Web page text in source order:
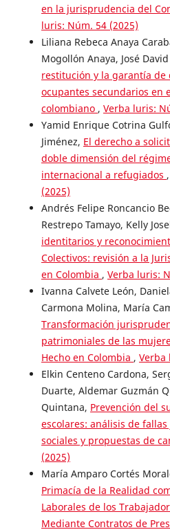
en la jurisprudencia del
luris: Núm. 54 (2025)
Liliana Rebeca Anaya
Mogollón Anaya, José
restitución y la garantía de
ocupantes secundarios en
colombiano , Verba luris:
Yamid Enrique Cotrina
Jiménez, El derecho a
doble dimensión del
internacional a refugiados ,
(2025)
Andrés Felipe Roncancio
Restrepo Tamayo, Kelly
identitarios y
Colectivos: revisión a la
en Colombia , Verba luris:
Ivanna Calvete León,
Carmona Molina, María
Transformación
patrimoniales de las
Hecho en Colombia , Verba
Elkin Centeno Cardona,
Duarte, Aldemar Guzmán
Quintana, Prevención del
escolares: análisis de
sociales y propuestas de
(2025)
María Amparo Cortés
Primacía de la Realidad
Laborales de los
Mediante Contratos de